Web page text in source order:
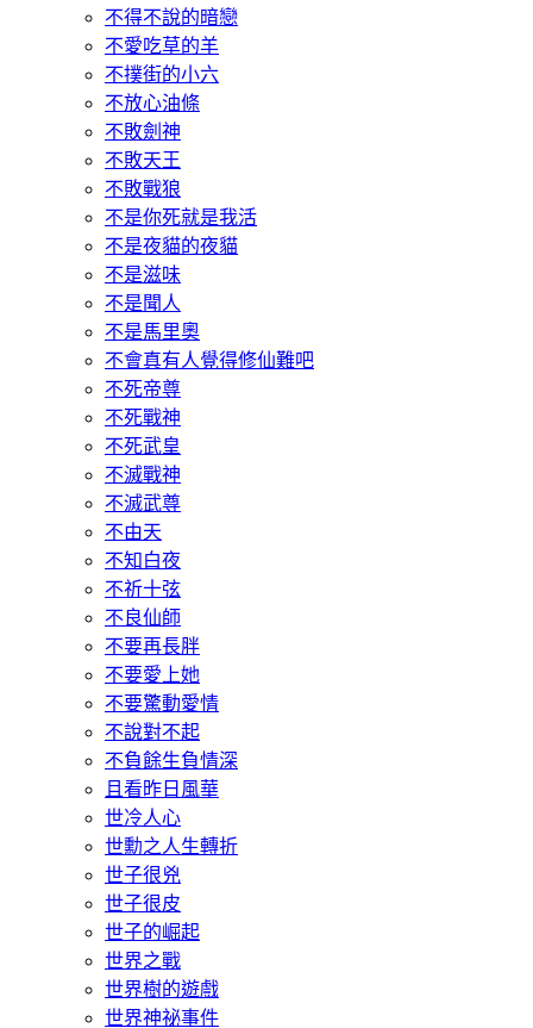
不得不說的暗戀
不愛吃草的羊
不撲街的小六
不放心油條
不敗劍神
不敗天王
不敗戰狼
不是你死就是我活
不是夜貓的夜貓
不是滋味
不是聞人
不是馬里奧
不會真有人覺得修仙難吧
不死帝尊
不死戰神
不死武皇
不滅戰神
不滅武尊
不由天
不知白夜
不祈十弦
不良仙師
不要再長胖
不要愛上她
不要驚動愛情
不說對不起
不負餘生負情深
且看昨日風華
世冷人心
世勳之人生轉折
世子很兇
世子很皮
世子的崛起
世界之戰
世界樹的遊戲
世界神祕事件